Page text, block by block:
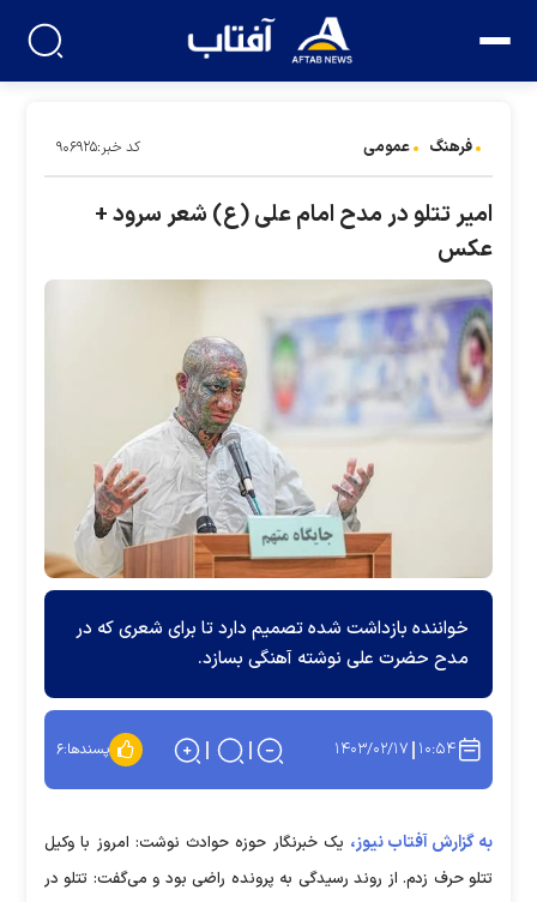
فرهنگ عمومی کد خبر:۹۰۶۹۲۵
امیر تتلو در مدح امام علی (ع) شعر سرود +
عکس
خواننده بازداشت شده تصمیم دارد تا برای شعری که در
مدح حضرت علی نوشته آهنگی بسازد.
۱۰:۵۴ ۱۴۰۳/۰۲/۱۷ پسندها:۶
به گزارش آفتاب نیوز، یک خبرنگار حوزه حوادث نوشت: امروز با وکیل
تتلو حرف زدم. از روند رسیدگی به پرونده راضی بود و می‌گفت: تتلو در